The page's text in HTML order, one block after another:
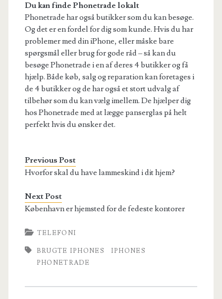
Du kan finde Phonetrade lokalt
Phonetrade har også butikker som du kan besøge.
Og det er en fordel for dig som kunde. Hvis du har
problemer med din iPhone, eller måske bare
spørgsmål eller brug for gode råd – så kan du
besøge Phonetrade i en af deres 4 butikker og få
hjælp. Både køb, salg og reparation kan foretages i
de 4 butikker og de har også et stort udvalg af
tilbehør som du kan vælg imellem. De hjælper dig
hos Phonetrade med at lægge panserglas på helt
perfekt hvis du ønsker det.
Previous Post
Hvorfor skal du have lammeskind i dit hjem?
Next Post
København er hjemsted for de fedeste kontorer
TELEFONI
BRUGTE IPHONES
IPHONES
PHONETRADE